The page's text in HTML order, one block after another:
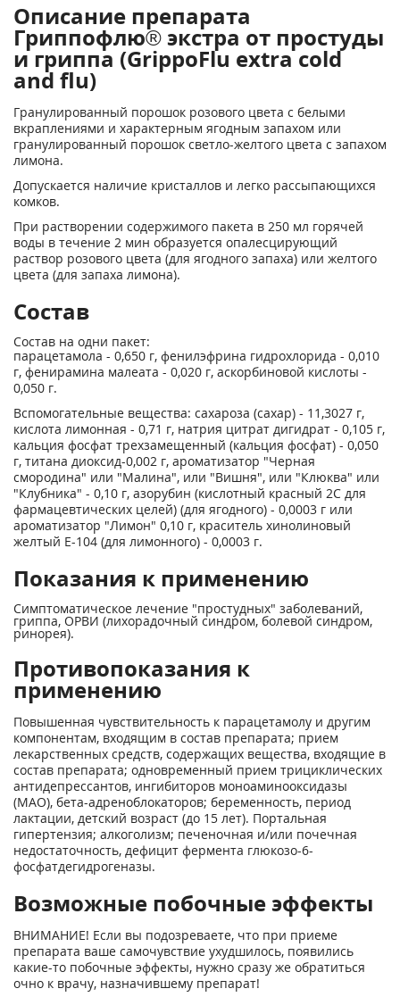
Описание препарата
Гриппофлю® экстра от простуды
и гриппа (GrippoFlu extra cold
and flu)
Гранулированный порошок розового цвета с белыми
вкраплениями и характерным ягодным запахом или
гранулированный порошок светло-желтого цвета с запахом
лимона.
Допускается наличие кристаллов и легко рассыпающихся
комков.
При растворении содержимого пакета в 250 мл горячей
воды в течение 2 мин образуется опалесцирующий
раствор розового цвета (для ягодного запаха) или желтого
цвета (для запаха лимона).
Состав
Состав на одни пакет:
парацетамола - 0,650 г, фенилэфрина гидрохлорида - 0,010
г, фенирамина малеата - 0,020 г, аскорбиновой кислоты -
0,050 г.
Вспомогательные вещества: сахароза (сахар) - 11,3027 г,
кислота лимонная - 0,71 г, натрия цитрат дигидрат - 0,105 г,
кальция фосфат трехзамещенный (кальция фосфат) - 0,050
г, титана диоксид-0,002 г, ароматизатор "Черная
смородина" или "Малина", или "Вишня", или "Клюква" или
"Клубника" - 0,10 г, азорубин (кислотный красный 2С для
фармацевтических целей) (для ягодного) - 0,0003 г или
ароматизатор "Лимон" 0,10 г, краситель хинолиновый
желтый Е-104 (для лимонного) - 0,0003 г.
Показания к применению
Симптоматическое лечение "простудных" заболеваний,
гриппа, ОРВИ (лихорадочный синдром, болевой синдром,
ринорея).
Противопоказания к
применению
Повышенная чувствительность к парацетамолу и другим
компонентам, входящим в состав препарата; прием
лекарственных средств, содержащих вещества, входящие в
состав препарата; одновременный прием трициклических
антидепрессантов, ингибиторов моноаминооксидазы
(МАО), бета-адреноблокаторов; беременность, период
лактации, детский возраст (до 15 лет). Портальная
гипертензия; алкоголизм; печеночная и/или почечная
недостаточность, дефицит фермента глюкозо-6-
фосфатдегидрогеназы.
Возможные побочные эффекты
ВНИМАНИЕ! Если вы подозреваете, что при приеме
препарата ваше самочувствие ухудшилось, появились
какие-то побочные эффекты, нужно сразу же обратиться
очно к врачу, назначившему препарат!